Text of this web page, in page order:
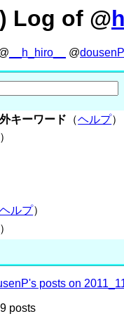
Log of @
__h_hiro__ @dousenP
キーワード （ヘルプ）
）
ヘルプ）
）
posts on
posts